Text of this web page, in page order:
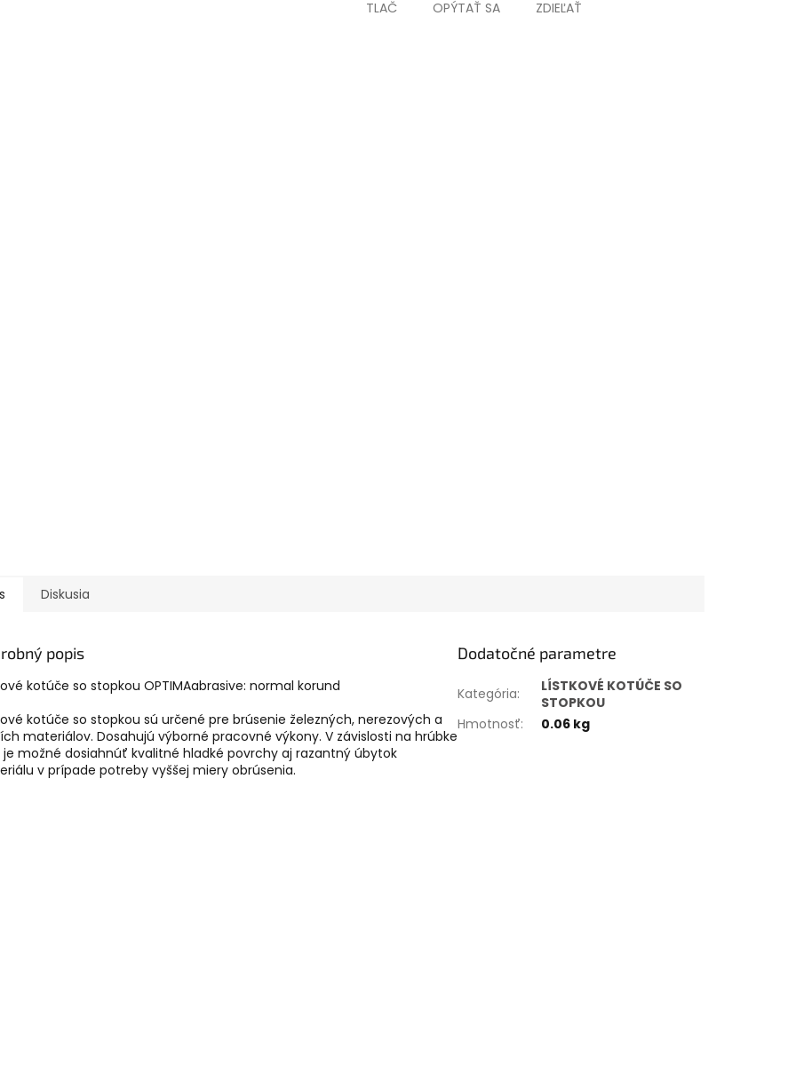
TLAČ OPÝTAŤ SA ZDIEĽAŤ
Diskusia
popis
kotúče so stopkou OPTIMAabrasive: normal korund
kotúče so stopkou sú určené pre brúsenie železných, nerezových a
materiálov. Dosahujú výborné pracovné výkony. V závislosti na hrúbke
je možné dosiahnúť kvalitné hladké povrchy aj razantný úbytok
v prípade potreby vyššej miery obrúsenia.
Dodatočné parametre
Kategória:
LÍSTKOVÉ KOTÚČE SO
STOPKOU
Hmotnosť: 0.06 kg